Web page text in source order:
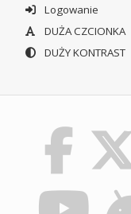
Logowanie
DUŻA CZCIONKA
DUŻY KONTRAST